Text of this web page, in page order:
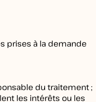
prises à la demande
du traitement ;
les intérêts ou les